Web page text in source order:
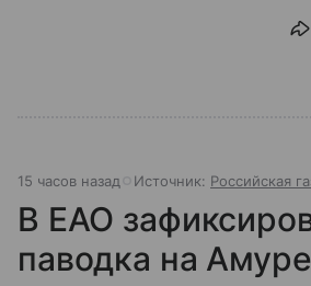
15 часов назад Источник: Российская
В ЕАО
паводка на Амуре